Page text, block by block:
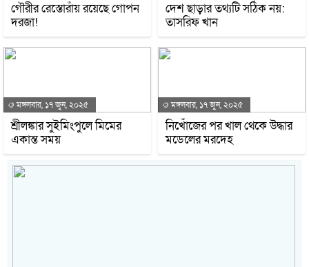
গৌরীর রেস্তোরাঁয় রয়েছে গোপন
দরজা!
দেশ ছাড়ার তথ্যটি সঠিক নয়:
তাসরিফ খান
মঙ্গলবার, ১৭ জুন, ২০২৫
শ্রীলঙ্কার সুইমিংপুলে মিমের
একান্ত সময়
মঙ্গলবার, ১৭ জুন, ২০২৫
নিখোঁজের পর খাল থেকে উদ্ধার
মডেলের মরদেহ